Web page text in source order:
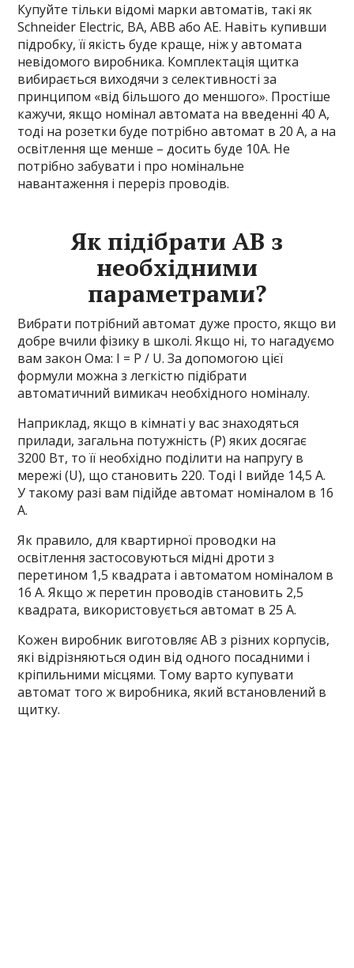
Купуйте тільки відомі марки автоматів, такі як
Schneider Electric, BA, ABB або AE. Навіть купивши
підробку, її якість буде краще, ніж у автомата
невідомого виробника. Комплектація щитка
вибирається виходячи з селективності за
принципом «від більшого до меншого». Простіше
кажучи, якщо номінал автомата на введенні 40 А,
тоді на розетки буде потрібно автомат в 20 А, а на
освітлення ще менше – досить буде 10А. Не
потрібно забувати і про номінальне
навантаження і переріз проводів.
Як підібрати АВ з
необхідними
параметрами?
Вибрати потрібний автомат дуже просто, якщо ви
добре вчили фізику в школі. Якщо ні, то нагадуємо
вам закон Ома: I = P / U. За допомогою цієї
формули можна з легкістю підібрати
автоматичний вимикач необхідного номіналу.
Наприклад, якщо в кімнаті у вас знаходяться
прилади, загальна потужність (P) яких досягає
3200 Вт, то її необхідно поділити на напругу в
мережі (U), що становить 220. Тоді I вийде 14,5 А.
У такому разі вам підійде автомат номіналом в 16
А.
Як правило, для квартирної проводки на
освітлення застосовуються мідні дроти з
перетином 1,5 квадрата і автоматом номіналом в
16 А. Якщо ж перетин проводів становить 2,5
квадрата, використовується автомат в 25 А.
Кожен виробник виготовляє АВ з різних корпусів,
які відрізняються один від одного посадними і
кріпильними місцями. Тому варто купувати
автомат того ж виробника, який встановлений в
щитку.